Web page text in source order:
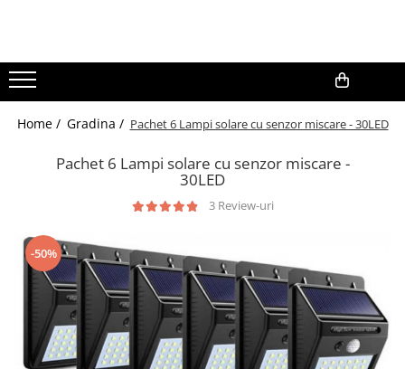
Aparate de sudura
Lampi solare
Home / Gradina / Pachet 6 Lampi solare cu senzor miscare - 30LED
Pachet 6 Lampi solare cu senzor miscare -
30LED
3 Review-uri
-50%